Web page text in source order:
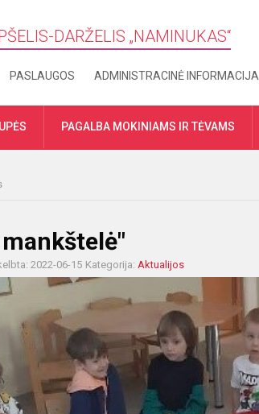
DARŽELIS „​NAMINUKAS“
PASLAUGOS ADMINISTRACINĖ INFORMACIJA
PAGALBA MOKINIAMS IR TĖVAMS
2022-06-15 Kategorija: Aktualijos